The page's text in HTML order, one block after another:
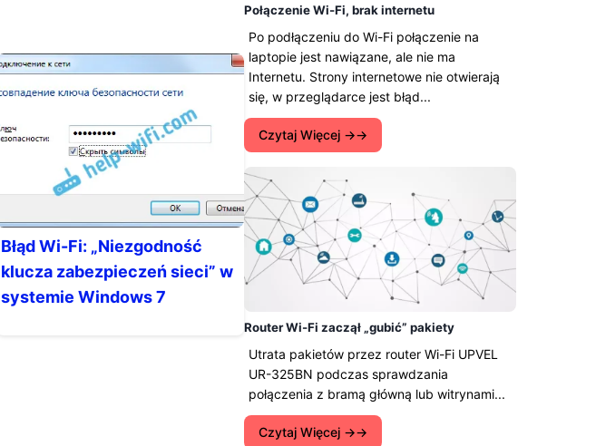
Błąd Wi-Fi: „Niezgodność
klucza zabezpieczeń sieci” w
systemie Windows 7
Połączenie Wi-Fi, brak internetu
Po podłączeniu do Wi-Fi połączenie na
laptopie jest nawiązane, ale nie ma
Internetu. Strony internetowe nie otwierają
się, w przeglądarce jest błąd...
Czytaj Więcej →
Router Wi-Fi zaczął „gubić” pakiety
Utrata pakietów przez router Wi-Fi UPVEL
UR-325BN podczas sprawdzania
połączenia z bramą główną lub witrynami...
Czytaj Więcej →